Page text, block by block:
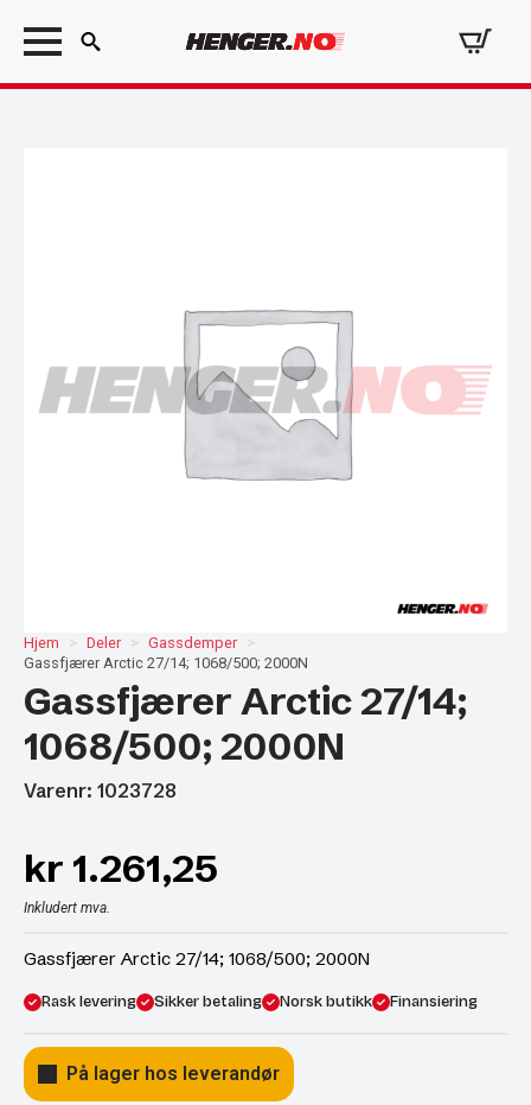
Search
Hjem Deler
Gassdemper
Gassfjærer Arctic 27/14; 1068/500; 2000N
Gassfjærer Arctic 27/14;
1068/500; 2000N
Varenr: 1023728
kr 1.261,25
Inkludert mva.
Gassfjærer Arctic 27/14; 1068/500; 2000N
Rask levering Sikker betaling Norsk butikk Finansiering
På lager hos leverandør